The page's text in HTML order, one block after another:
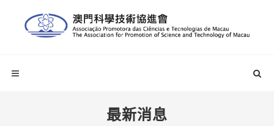
最新消息